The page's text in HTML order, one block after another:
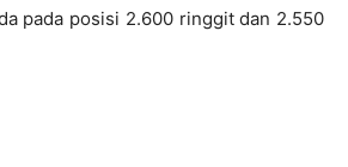
pada posisi 2.600 ringgit dan 2.550